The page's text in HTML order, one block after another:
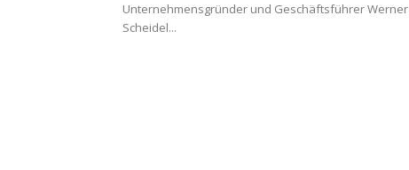
Unternehmensgründer und Geschäftsführer Werner
Scheidel...